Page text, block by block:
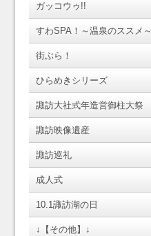
ガッコウゥ!!
すわSPA！～温泉のススメ～
街ぶら！
ひらめきシリーズ
諏訪大社式年造営御柱大祭
諏訪映像遺産
諏訪巡礼
成人式
10.1諏訪湖の日
↓【その他】↓